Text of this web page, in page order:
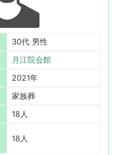
30代 男性
月江院会館
2021年
家族葬
18人
18人